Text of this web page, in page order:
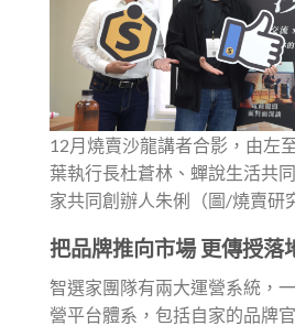
12月燒賣沙龍講者合影，由左
葉執行長杜蒼林、蟬說生活共
家共同創辦人朱俐（圖/燒賣研
把品牌推向市場 更傳授落
智選家團隊有兩大運營系統，
營平台體系，包括自家的品牌